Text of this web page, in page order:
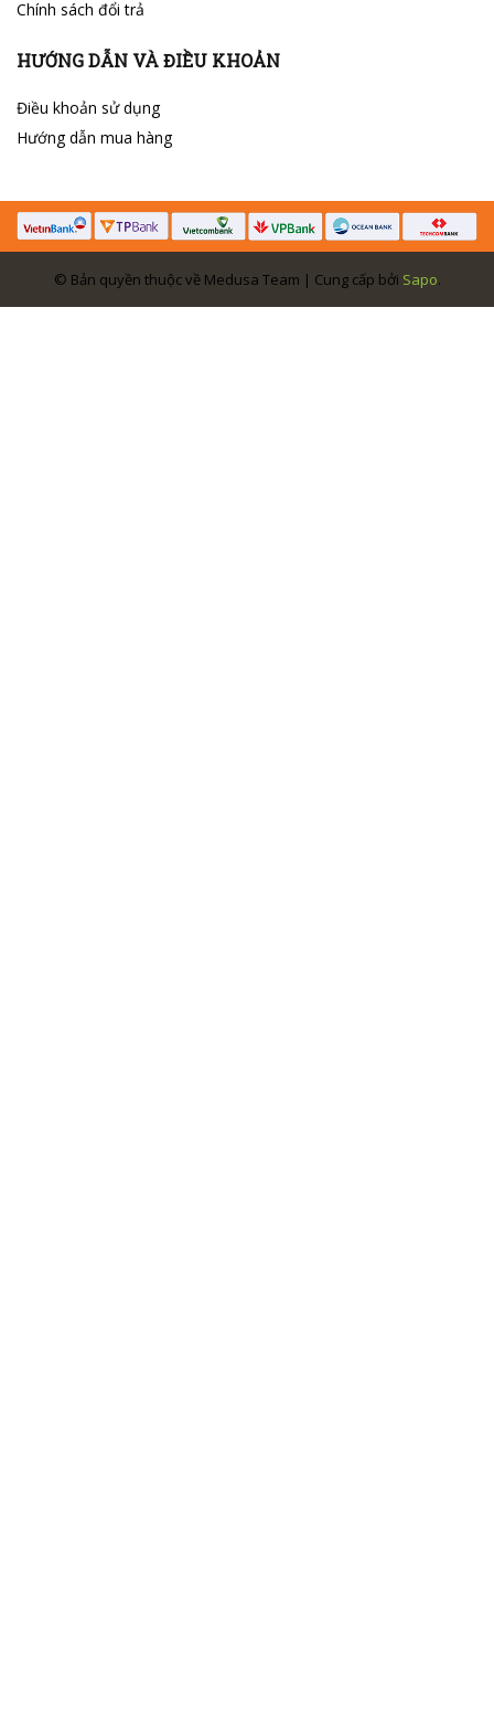
Chính sách đổi trả
HƯỚNG DẪN VÀ ĐIỀU KHOẢN
Điều khoản sử dụng
Hướng dẫn mua hàng
© Bản quyền thuộc về Medusa Team | Cung cấp bởi Sapo.